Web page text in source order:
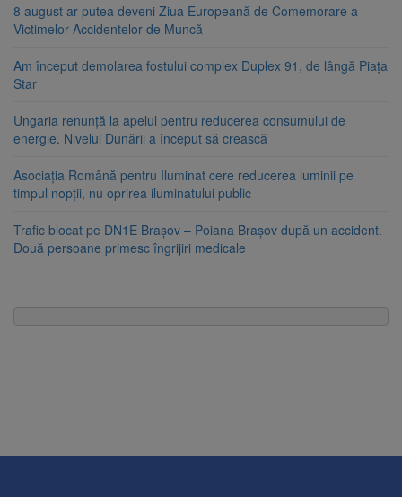
8 august ar putea deveni Ziua Europeană de Comemorare a
Victimelor Accidentelor de Muncă
Am început demolarea fostului complex Duplex 91, de lângă Piața
Star
Ungaria renunță la apelul pentru reducerea consumului de
energie. Nivelul Dunării a început să crească
Asociația Română pentru Iluminat cere reducerea luminii pe
timpul nopții, nu oprirea iluminatului public
Trafic blocat pe DN1E Brașov – Poiana Brașov după un accident.
Două persoane primesc îngrijiri medicale